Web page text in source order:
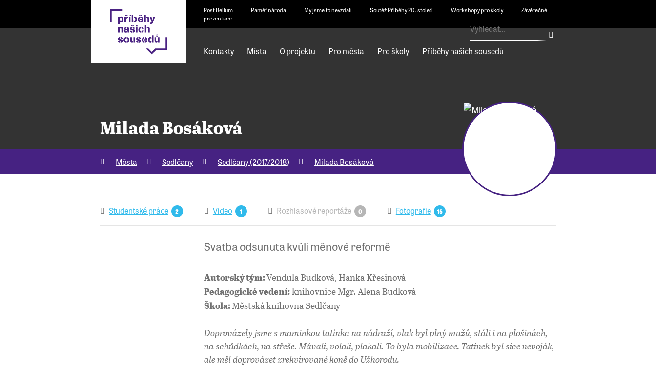
Post Bellum Paměť národa My jsme to nevzdali Soutěž Příběhy 20. století Workshopy pro školy
Závěrečné
prezentace
Kontakty Místa O projektu Pro města Pro školy Příběhy našich sousedů
Milada Bosáková
Města Sedlčany Sedlčany (2017/2018) Milada Bosáková
Studentské práce 2 Video 1 Rozhlasové reportáže 0 Fotografie 15
Svatba odsunuta kvůli měnové reformě
Autorský tým:Vendula Budková, Hanka Křesinová
Pedagogické vedení: knihovnice Mgr. Alena Budková
Škola: Městská knihovna Sedlčany
Doprovázely jsme s maminkou tatínka na nádraží, vlak byl plný mužů, stáli i na plošinách,
na schůdkách, na střeše. Mávali, volali, plakali. To byla mobilizace. Tatínek byl sice nevoják,
ale měl doprovázet zrekvírované koně do Užhorodu.